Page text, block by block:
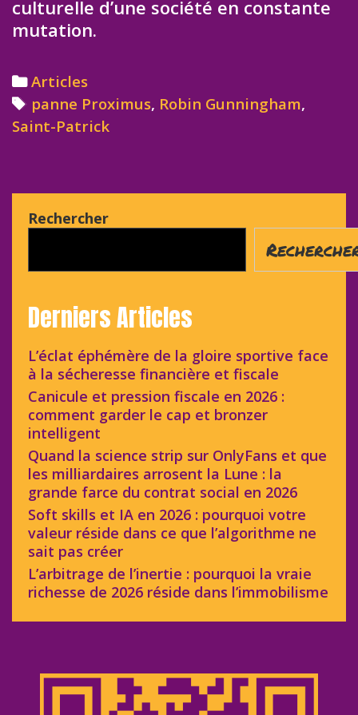
culturelle d’une société en constante
mutation.
Categories
Articles
Tags
panne Proximus, Robin Gunningham,
Saint-Patrick
Rechercher
Derniers Articles
L’éclat éphémère de la gloire sportive face
à la sécheresse financière et fiscale
Canicule et pression fiscale en 2026 :
comment garder le cap et bronzer
intelligent
Quand la science strip sur OnlyFans et que
les milliardaires arrosent la Lune : la
grande farce du contrat social en 2026
Soft skills et IA en 2026 : pourquoi votre
valeur réside dans ce que l’algorithme ne
sait pas créer
L’arbitrage de l’inertie : pourquoi la vraie
richesse de 2026 réside dans l’immobilisme